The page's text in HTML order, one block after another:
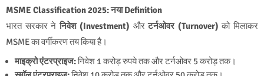
MSME Classification 2025: नया Definition
भारत सरकार नेनिवेश (Investment) औरटर्नओवर (Turnover) को मिलाकर
MSME का वर्गीकरण तय किया है।
माइक्रो एंटरप्राइज:निवेश 1 करोड़ रुपये तक और टर्नओवर 5 करोड़ तक।